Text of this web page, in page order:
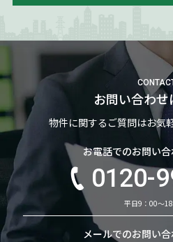
お問い合わせ
物件に関するご質問はお気
お電話でのお問い
0120-
平日9：00～
メールでのお問い